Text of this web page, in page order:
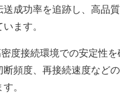
送成功率を追跡し、高品
ます。
度接続環境での安定性
頻度、再接続速度など
。